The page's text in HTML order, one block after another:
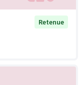
Retenue